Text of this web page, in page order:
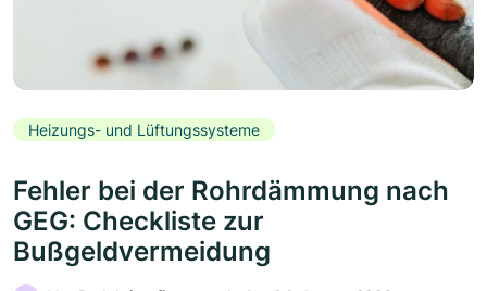
Heizungs- und Lüftungssysteme
Fehler bei der Rohrdämmung nach
GEG: Checkliste zur
Bußgeldvermeidung